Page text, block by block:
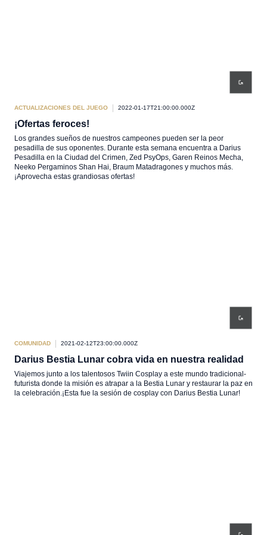
ACTUALIZACIONES DEL JUEGO 2022-01-17T21:00:00.000Z
¡Ofertas feroces!
Los grandes sueños de nuestros campeones pueden ser la peor
pesadilla de sus oponentes. Durante esta semana encuentra a Darius
Pesadilla en la Ciudad del Crimen, Zed PsyOps, Garen Reinos Mecha,
Neeko Pergaminos Shan Hai, Braum Matadragones y muchos más.
¡Aprovecha estas grandiosas ofertas!
COMUNIDAD 2021-02-12T23:00:00.000Z
Darius Bestia Lunar cobra vida en nuestra realidad
Viajemos junto a los talentosos Twiin Cosplay a este mundo tradicional-
futurista donde la misión es atrapar a la Bestia Lunar y restaurar la paz en
la celebración.¡Esta fue la sesión de cosplay con Darius Bestia Lunar!